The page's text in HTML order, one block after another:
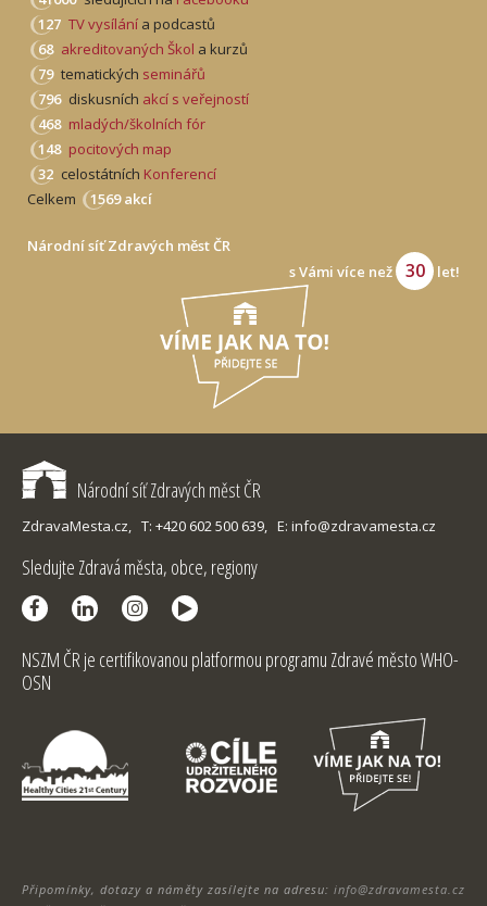
127 TV vysílání a podcastů
68 akreditovaných Škol a kurzů
79 tematických seminářů
796 diskusních akcí s veřejností
468 mladých/školních fór
148 pocitových map
32 celostátních Konferencí
Celkem
1569 akcí
Národní síť Zdravých měst ČR
s Vámi více než
30 let!
Národní síť Zdravých měst ČR
ZdravaMesta.cz, T: +420 602 500 639, E: info@zdravamesta.cz
Sledujte Zdravá města, obce, regiony
NSZM ČR je certifikovanou platformou programu Zdravé město WHO-
OSN
Připomínky, dotazy a náměty zasílejte na adresu: info@zdravamesta.cz